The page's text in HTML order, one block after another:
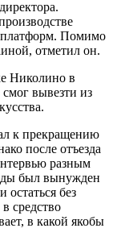
платформ. Помимо
отметил он.
Николино в
вывезти из
к прекращению
после отъезда
разным
был вынужден
остаться без
средство
в какой якобы